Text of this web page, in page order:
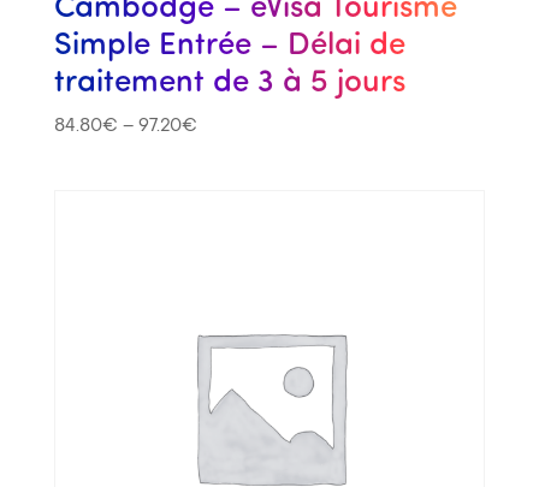
Simple Entrée – Délai de
traitement de 3 à 5 jours
84.80€ – 97.20€